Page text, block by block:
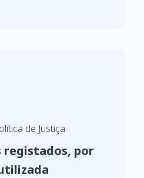
de Justiça
registados, por